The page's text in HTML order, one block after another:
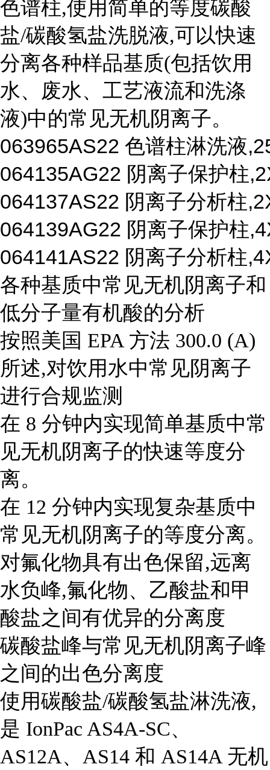
色谱柱,使用简单的等度碳酸
盐/碳酸氢盐洗脱液,可以快速
分离各种样品基质(包括饮用
水、废水、工艺液流和洗涤
液)中的常见无机阴离子。
063965AS22 色谱柱淋洗液
064135AG22 阴离子保护柱
064137AS22 阴离子分析柱
064139AG22 阴离子保护柱
064141AS22 阴离子分析柱
各种基质中常见无机阴离子和
低分子量有机酸的分析
按照美国 EPA 方法 300.0 (A)
所述,对饮用水中常见阴离子
进行合规监测
在 8 分钟内实现简单基质中常
见无机阴离子的快速等度分
离。
在 12 分钟内实现复杂基质中
常见无机阴离子的等度分离。
对氟化物具有出色保留,远离
水负峰,氟化物、乙酸盐和甲
酸盐之间有优异的分离度
碳酸盐峰与常见无机阴离子峰
之间的出色分离度
使用碳酸盐/碳酸氢盐淋洗液,
是 IonPac AS4A-SC、
AS12A、AS14 和 AS14A 无机